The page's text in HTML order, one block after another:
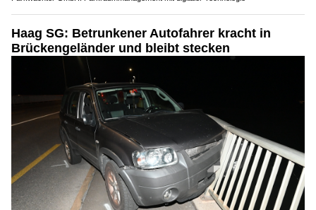
Haag SG: Betrunkener Autofahrer kracht in
Brückengeländer und bleibt stecken